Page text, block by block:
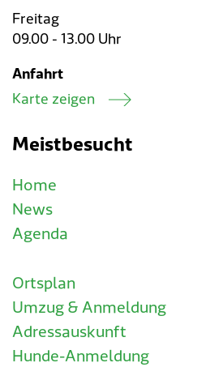
Freitag
09.00 - 13.00 Uhr
Anfahrt
Karte zeigen
Meistbesucht
Home
News
Agenda
Ortsplan
Umzug & Anmeldung
Adressauskunft
Hunde-Anmeldung